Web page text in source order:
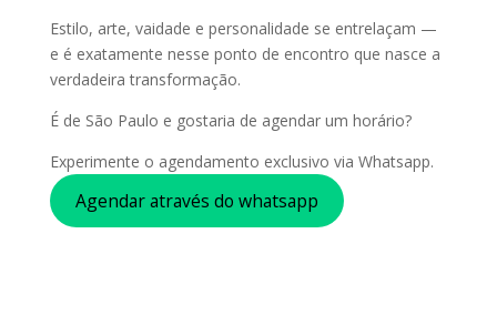
Estilo, arte, vaidade e personalidade se entrelaçam —
e é exatamente nesse ponto de encontro que nasce a
verdadeira transformação.
É de São Paulo e gostaria de agendar um horário?
Experimente o agendamento exclusivo via Whatsapp.
Agendar através do whatsapp